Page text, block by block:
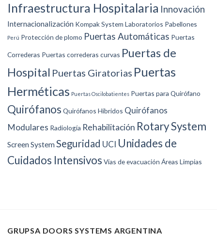
Infraestructura Hospitalaria Innovación
Internacionalización Kompak System Laboratorios Pabellones
Perú Protección de plomo Puertas Automáticas Puertas
Correderas Puertas correderas curvas Puertas de
Hospital Puertas Giratorias Puertas
Herméticas Puertas Oscilobatientes Puertas para Quirófano
Quirófanos Quirófanos Híbridos Quirófanos
Modulares Radiología Rehabilitación Rotary System
Screen SystemSeguridad UCI Unidades de
Cuidados Intensivos Vías de evacuación Áreas Limpias
GRUPSA DOORS SYSTEMS ARGENTINA